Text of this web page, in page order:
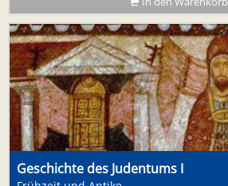
Geschichte des Judentums I